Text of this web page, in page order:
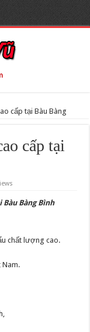
= window.dataLayer ||
new Date());
cấp tại Bàu Bàng
cấp tại
Bàng Bình
chất lượng cao.
Nam.